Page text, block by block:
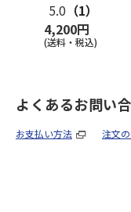
5.0 （1）
4,200円
(送料・税込)
よくあるお問い
お支払い方法 注文